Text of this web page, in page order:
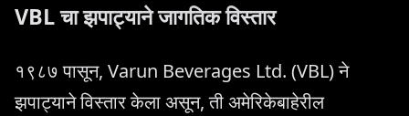
VBL चा झपाट्याने जागतिक विस्तार
१९८७ पासून, Varun Beverages Ltd. (VBL) ने
झपाट्याने विस्तार केला असून, ती अमेरिकेबाहेरील